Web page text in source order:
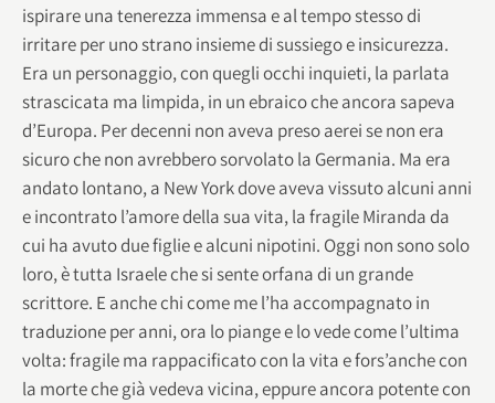
ispirare una tenerezza immensa e al tempo stesso di
irritare per uno strano insieme di sussiego e insicurezza.
Era un personaggio, con quegli occhi inquieti, la parlata
strascicata ma limpida, in un ebraico che ancora sapeva
d’Europa. Per decenni non aveva preso aerei se non era
sicuro che non avrebbero sorvolato la Germania. Ma era
andato lontano, a New York dove aveva vissuto alcuni anni
e incontrato l’amore della sua vita, la fragile Miranda da
cui ha avuto due figlie e alcuni nipotini. Oggi non sono solo
loro, è tutta Israele che si sente orfana di un grande
scrittore. E anche chi come me l’ha accompagnato in
traduzione per anni, ora lo piange e lo vede come l’ultima
volta: fragile ma rappacificato con la vita e fors’anche con
la morte che già vedeva vicina, eppure ancora potente con